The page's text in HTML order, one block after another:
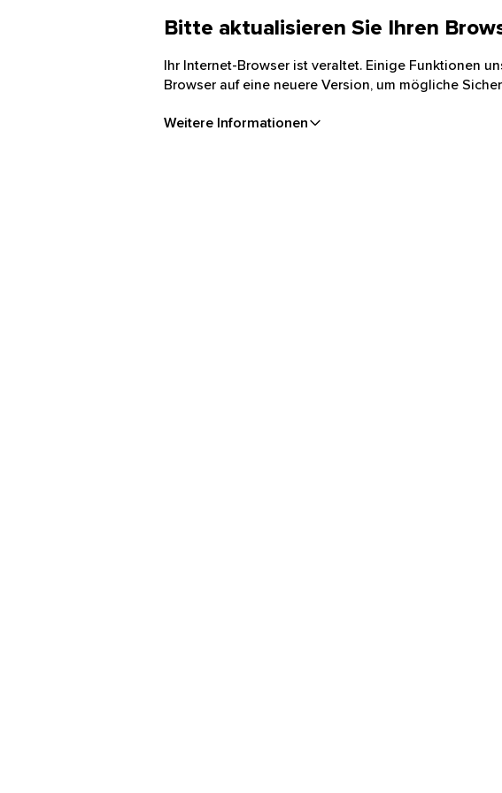
Bitte aktualisieren Sie Ihren
Ihr Internet-Browser ist veraltet. Einige Funktionen
Browser auf eine neuere Version, um mögliche
Weitere Informationen